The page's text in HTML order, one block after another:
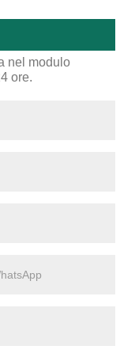
nel modulo
ore.